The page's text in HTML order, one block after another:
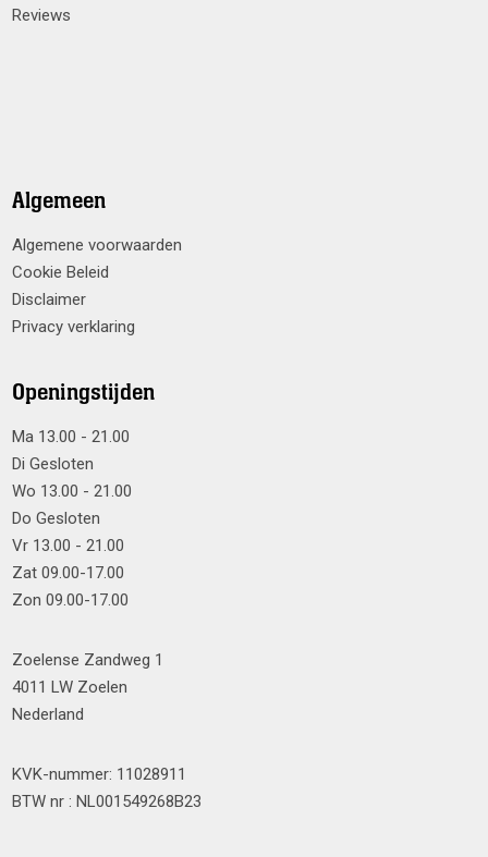
Reviews
Algemeen
Algemene voorwaarden
Cookie Beleid
Disclaimer
Privacy verklaring
Openingstijden
Ma 13.00 - 21.00
Di Gesloten
Wo 13.00 - 21.00
Do Gesloten
Vr 13.00 - 21.00
Zat 09.00-17.00
Zon 09.00-17.00
Zoelense Zandweg 1
4011 LW Zoelen
Nederland
KVK-nummer: 11028911
BTW nr : NL001549268B23